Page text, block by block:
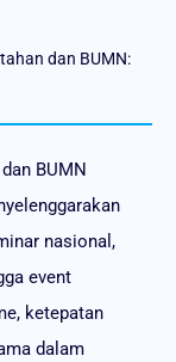
dan BUMN:
BUMN
nasional,
event
ketepatan
dalam